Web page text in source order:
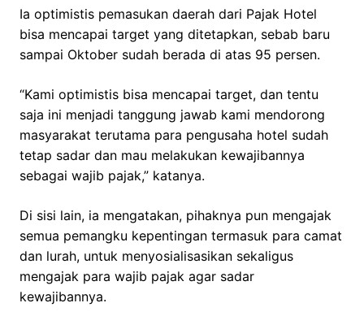
Ia optimistis pemasukan daerah dari Pajak Hotel
bisa mencapai target yang ditetapkan, sebab baru
sampai Oktober sudah berada di atas 95 persen.
“Kami optimistis bisa mencapai target, dan tentu
saja ini menjadi tanggung jawab kami mendorong
masyarakat terutama para pengusaha hotel sudah
tetap sadar dan mau melakukan kewajibannya
sebagai wajib pajak,” katanya.
Di sisi lain, ia mengatakan, pihaknya pun mengajak
semua pemangku kepentingan termasuk para camat
dan lurah, untuk menyosialisasikan sekaligus
mengajak para wajib pajak agar sadar
kewajibannya.